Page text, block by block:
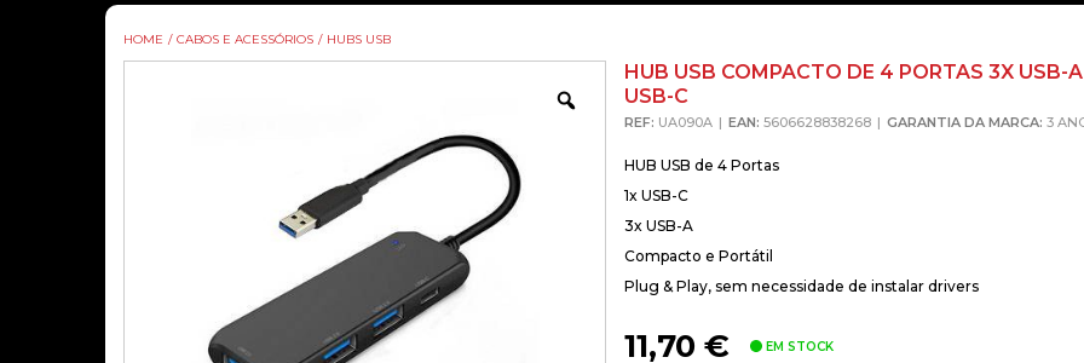
HOME / CABOS E ACESSÓRIOS / HUBS USB
Zoom
HUB USB COMPACTO DE 4 PORTAS 3X USB-A
USB-C
REF: UA090A EAN: 5606628838268 GARANTIA DA MARCA: 3
HUB USB de 4 Portas
1x USB-C
3x USB-A
Compacto e Portátil
Plug & Play, sem necessidade de instalar drivers
11,70 € EM STOCK